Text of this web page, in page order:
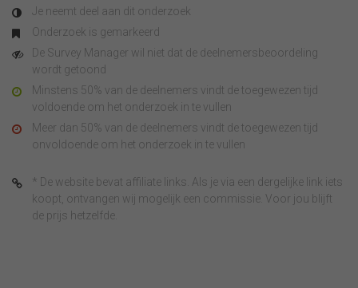
Je neemt deel aan dit onderzoek
Onderzoek is gemarkeerd
De Survey Manager wil niet dat de deelnemersbeoordeling
wordt getoond
Minstens 50% van de deelnemers vindt de toegewezen tijd
voldoende om het onderzoek in te vullen
Meer dan 50% van de deelnemers vindt de toegewezen tijd
onvoldoende om het onderzoek in te vullen
* De website bevat affiliate links. Als je via een dergelijke link iets
koopt, ontvangen wij mogelijk een commissie. Voor jou blijft
de prijs hetzelfde.